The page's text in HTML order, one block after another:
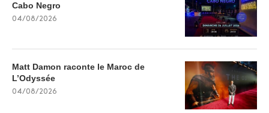
Cabo Negro
04/08/2026
Matt Damon raconte le Maroc de
L’Odyssée
04/08/2026